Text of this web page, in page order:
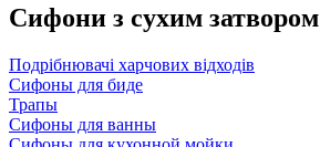
Сифони з сухим затвором
Подрібнювачі харчових відходів
Сифоны для биде
Трапы
Сифоны для ванны